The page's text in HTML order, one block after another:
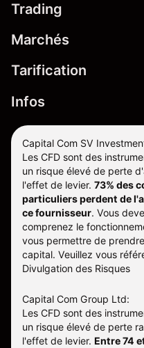
Trading
Marchés
Tarification
Infos
Capital Com SV
Les CFD sont des
un risque élevé de perte
l'effet de levier. 73% des
particuliers perdent de
ce fournisseur. Vous
comprenez le
vous permettre de
capital. Veuillez vous
Divulgation des Risques
Capital Com Group Ltd:
Les CFD sont des
un risque élevé de perte
l'effet de levier. Entre 74